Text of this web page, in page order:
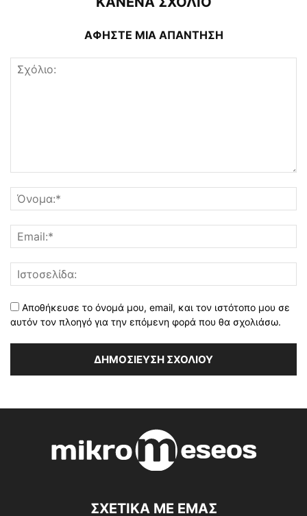
ΑΦΗΣΤΕ ΜΙΑ ΑΠΑΝΤΗΣΗ
Αποθήκευσε το όνομά μου, email, και τον ιστότοπο μου σε
αυτόν τον πλοηγό για την επόμενη φορά που θα σχολιάσω.
ΣΧΕΤΙΚΑ ΜΕ ΕΜΑΣ